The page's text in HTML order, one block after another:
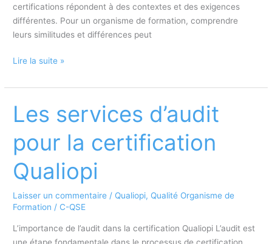
majeure
?
certifications répondent à des contextes et des exigences
différentes. Pour un organisme de formation, comprendre
leurs similitudes et différences peut
Certification
et
et
différences
Lire la suite »
Les services d’audit
pour la certification
Qualiopi
Laisser un commentaire / Qualiopi, Qualité Organisme de
Formation / C-QSE
L’importance de l’audit dans la certification Qualiopi L’audit est